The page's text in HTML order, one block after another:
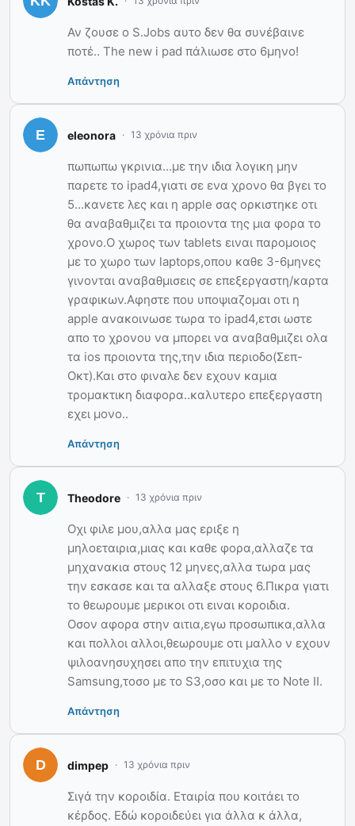
Αν ζουσε ο S.Jobs αυτο δεν θα συνέβαινε
ποτέ.. Τhe new i pad πάλιωσε στο 6μηνο!
Απάντηση
eleonora 13 χρόνια πριν
πωπωπω γκρινια…με την ιδια λογικη μην
παρετε το ipad4,γιατι σε ενα χρονο θα βγει το
5…κανετε λες και η apple σας ορκιστηκε οτι
θα αναβαθμιζει τα προιοντα της μια φορα το
χρονο.Ο χωρος των tablets ειναι παρομοιος
με το χωρο των laptops,οπου καθε 3-6μηνες
γινονται αναβαθμισεις σε επεξεργαστη/καρτα
γραφικων.Αφηστε που υποψιαζομαι οτι η
apple ανακοινωσε τωρα το ipad4,ετσι ωστε
απο το χρονου να μπορει να αναβαθμιζει ολα
τα ios προιοντα της,την ιδια περιοδο(Σεπ-
Οκτ).Και στο φιναλε δεν εχουν καμια
τρομακτικη διαφορα..καλυτερο επεξεργαστη
εχει μονο..
Απάντηση
Theodore 13 χρόνια πριν
Οχι φιλε μου,αλλα μας εριξε η
μηλοεταιρια,μιας και καθε φορα,αλλαζε τα
μηχανακια στους 12 μηνες,αλλα τωρα μας
την εσκασε και τα αλλαξε στους 6.Πικρα γιατι
το θεωρουμε μερικοι οτι ειναι κοροιδια.
Οσον αφορα στην αιτια,εγω προσωπικα,αλλα
και πολλοι αλλοι,θεωρουμε οτι μαλλο ν εχουν
ψιλοανησυχησει απο την επιτυχια της
Samsung,τοσο με το S3,οσο και με το Note II.
Απάντηση
dimpep 13 χρόνια πριν
Σιγά την κοροιδία. Εταιρία που κοιτάει το
κέρδος. Εδώ κοροιδεύει για άλλα κ άλλα,